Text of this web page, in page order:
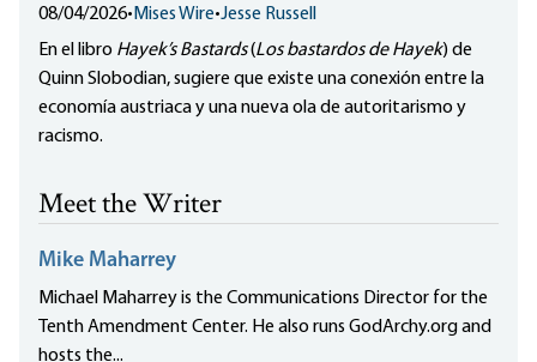
08/04/2026• Mises Wire•Jesse Russell
En el libro Hayek’s Bastards(Los bastardos de Hayek) de
Quinn Slobodian, sugiere que existe una conexión entre la
economía austriaca y una nueva ola de autoritarismo y
racismo.
Meet the Writer
Mike Maharrey
Michael Maharrey is the Communications Director for the
Tenth Amendment Center. He also runs GodArchy.org and
hosts the...